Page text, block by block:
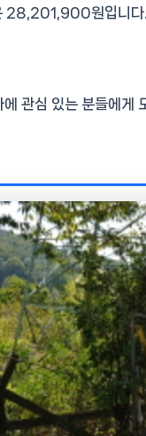
28,201,900원입니
관심 있는 분들에게